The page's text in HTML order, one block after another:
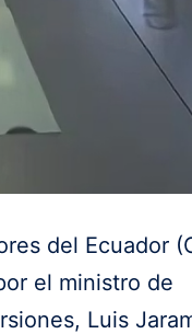
del Ecuador
el ministro de
Luis